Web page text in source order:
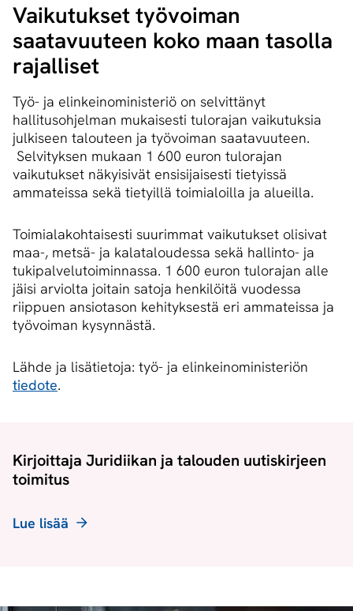
Vaikutukset työvoiman
saatavuuteen koko maan tasolla
rajalliset
Työ- ja elinkeinoministeriö on selvittänyt
hallitusohjelman mukaisesti tulorajan vaikutuksia
julkiseen talouteen ja työvoiman saatavuuteen.
Selvityksen mukaan 1 600 euron tulorajan
vaikutukset näkyisivät ensisijaisesti tietyissä
ammateissa sekä tietyillä toimialoilla ja alueilla.
Toimialakohtaisesti suurimmat vaikutukset olisivat
maa-, metsä- ja kalataloudessa sekä hallinto- ja
tukipalvelutoiminnassa. 1 600 euron tulorajan alle
jäisi arviolta joitain satoja henkilöitä vuodessa
riippuen ansiotason kehityksestä eri ammateissa ja
työvoiman kysynnästä.
Lähde ja lisätietoja: työ- ja elinkeinoministeriön
tiedote.
Kirjoittaja Juridiikan ja talouden uutiskirjeen
toimitus
Lue lisää